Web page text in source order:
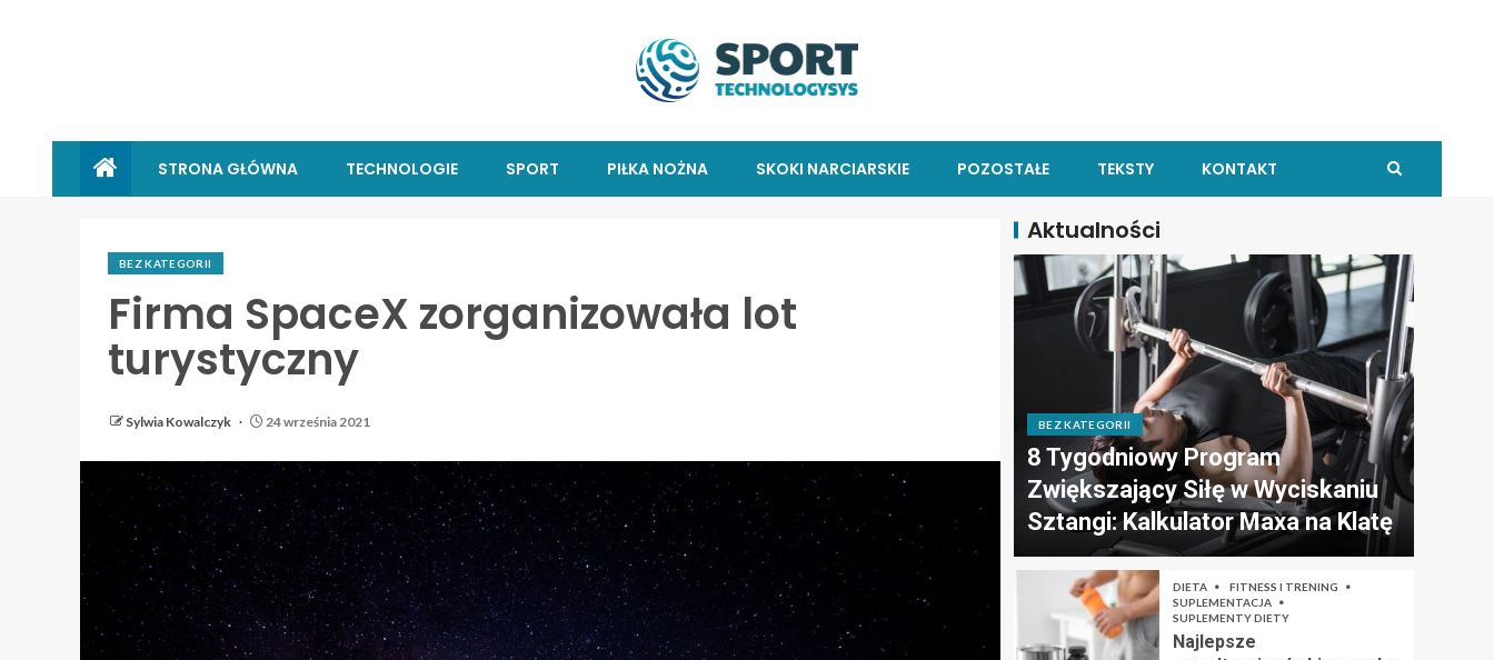
STRONA GŁÓWNA TECHNOLOGIE SPORT PIŁKA NOŻNA SKOKI NARCIARSKIE POZOSTAŁE TEKSTY KONTAKT
BEZ KATEGORII
Firma SpaceX zorganizowała lot
turystyczny
Sylwia Kowalczyk 24 września 2021
Aktualności
BEZ KATEGORII
8 Tygodniowy Program
Zwiększający Siłę w Wyciskaniu
Sztangi: Kalkulator Maxa na Klatę
DIETA
FITNESS I TRENING
SUPLEMENTACJA
SUPLEMENTY DIETY
Najlepsze